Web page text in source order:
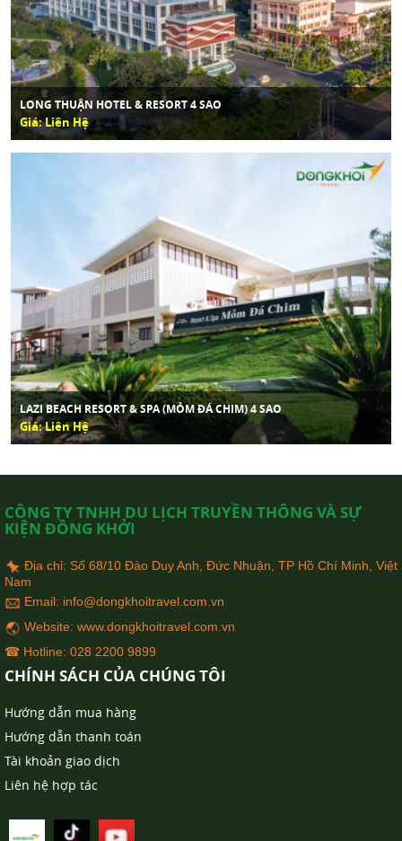
LONG THUẬN HOTEL & RESORT 4 SAO
Giá: Liên Hệ
LAZI BEACH RESORT & SPA (MỎM ĐÁ CHIM) 4 SAO
Giá: Liên Hệ
CÔNG TY TNHH DU LỊCH TRUYỀN THÔNG VÀ SỰ
KIỆN ĐỒNG KHỞI
Địa chỉ: Số 68/10 Đào Duy Anh, Đức Nhuận, TP Hồ Chí Minh, Việt
Nam
Email: info@dongkhoitravel.com.vn
Website: www.dongkhoitravel.com.vn
☎ Hotline: 028 2200 9899
CHÍNH SÁCH CỦA CHÚNG TÔI
Hướng dẫn mua hàng
Hướng dẫn thanh toán
Tài khoản giao dịch
Liên hệ hợp tác